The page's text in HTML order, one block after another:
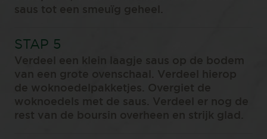
saus tot een smeuïg geheel.⁠
Verdeel een klein laagje saus op de bodem
van een grote ovenschaal. Verdeel hierop
de woknoedelpakketjes. Overgiet de
woknoedels met de saus. Verdeel er nog de
rest van de boursin overheen en strijk glad.⁠ ⁠⁠